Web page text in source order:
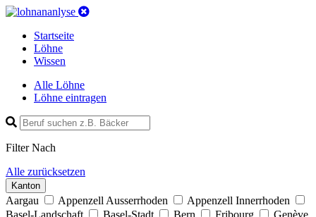
Startseite
Löhne
Wissen
Alle Löhne
Löhne eintragen
Filter Nach
Alle zurücksetzen
Kanton
Aargau Appenzell Ausserrhoden
Appenzell Innerrhoden
Basel-Landschaft
Basel-Stadt Bern Fribourg
Genève